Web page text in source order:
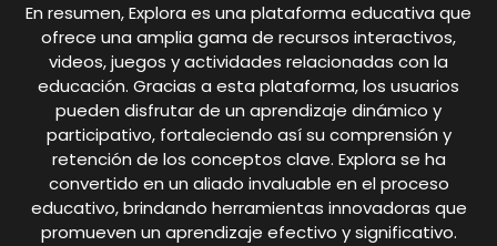
En resumen, Explora es una plataforma educativa que
ofrece una amplia gama de recursos interactivos,
videos, juegos y actividades relacionadas con la
educación. Gracias a esta plataforma, los usuarios
pueden disfrutar de un aprendizaje dinámico y
participativo, fortaleciendo así su comprensión y
retención de los conceptos clave. Explora se ha
convertido en un aliado invaluable en el proceso
educativo, brindando herramientas innovadoras que
promueven un aprendizaje efectivo y significativo.